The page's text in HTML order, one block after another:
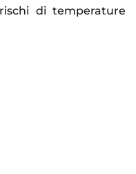
di temperature